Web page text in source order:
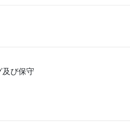
及び保守